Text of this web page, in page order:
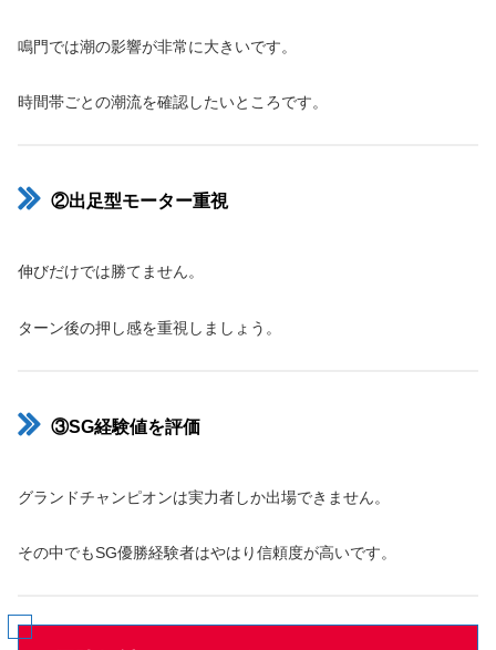
鳴門では潮の影響が非常に大きいです。
時間帯ごとの潮流を確認したいところです。
②出足型モーター重視
伸びだけでは勝てません。
ターン後の押し感を重視しましょう。
③SG経験値を評価
グランドチャンピオンは実力者しか出場できません。
その中でもSG優勝経験者はやはり信頼度が高いです。